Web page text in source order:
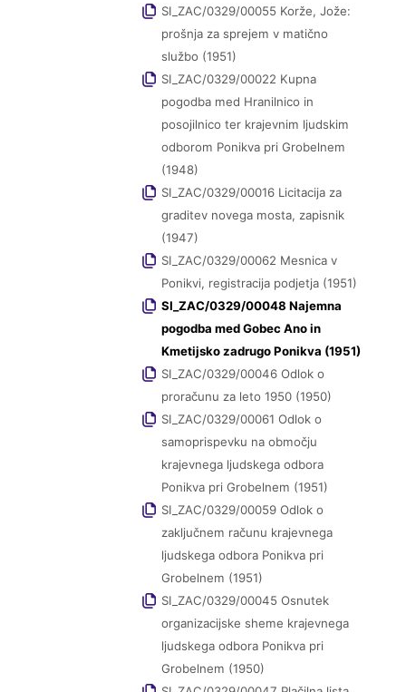
SI_ZAC/0329/00055 Korže, Jože:
prošnja za sprejem v matično
službo (1951)
SI_ZAC/0329/00022 Kupna
pogodba med Hranilnico in
posojilnico ter krajevnim ljudskim
odborom Ponikva pri Grobelnem
(1948)
SI_ZAC/0329/00016 Licitacija za
graditev novega mosta, zapisnik
(1947)
SI_ZAC/0329/00062 Mesnica v
Ponikvi, registracija podjetja (1951)
SI_ZAC/0329/00048 Najemna
pogodba med Gobec Ano in
Kmetijsko zadrugo Ponikva (1951)
SI_ZAC/0329/00046 Odlok o
proračunu za leto 1950 (1950)
SI_ZAC/0329/00061 Odlok o
samoprispevku na območju
krajevnega ljudskega odbora
Ponikva pri Grobelnem (1951)
SI_ZAC/0329/00059 Odlok o
zaključnem računu krajevnega
ljudskega odbora Ponikva pri
Grobelnem (1951)
SI_ZAC/0329/00045 Osnutek
organizacijske sheme krajevnega
ljudskega odbora Ponikva pri
Grobelnem (1950)